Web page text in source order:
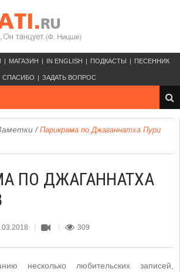
МАГАЗИН IN ENGLISH ПОДКАСТЫ ПЕСЕННИК
СПАСИБО ЗАДАТЬ ВОПРОС
/ Парикрама по Джаганнатха Пури
ПО ДЖАГАННАТХА
309
несколько любительских записей,